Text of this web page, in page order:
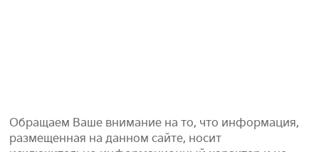
Обращаем Ваше внимание на то, что информация,
размещенная на данном сайте, носит